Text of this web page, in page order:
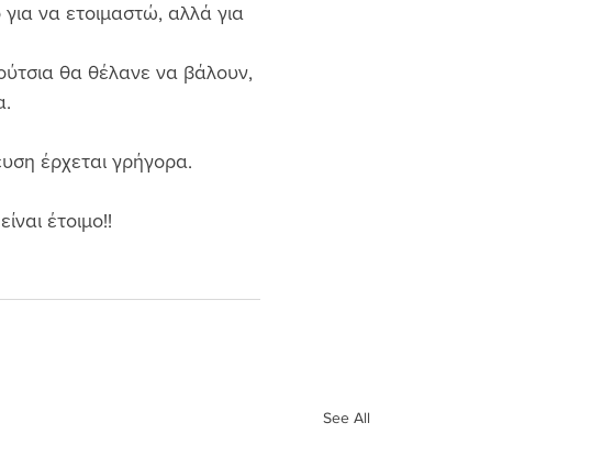
να ετοιμαστώ, αλλά για
θα θέλανε να βάλουν,
έρχεται γρήγορα.
έτοιμο!!
See All